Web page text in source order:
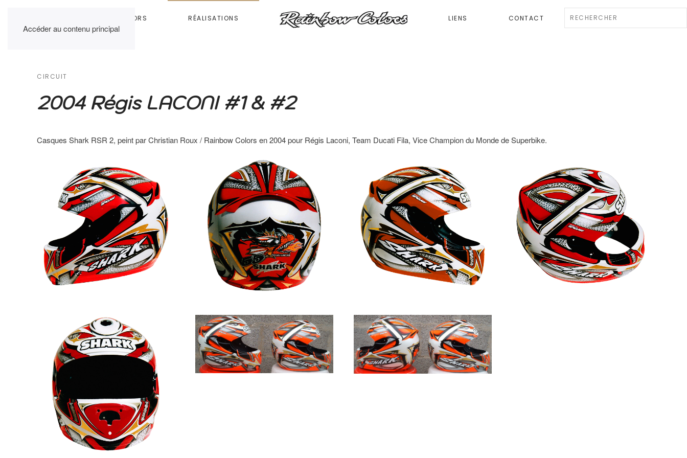
Accéder au contenu principal
RAINBOW COLORS RÉALISATIONS LIENS CONTACT
CIRCUIT
2004 Régis LACONI #1 & #2
Casques Shark RSR 2, peint par Christian Roux / Rainbow Colors en 2004 pour Régis Laconi, Team Ducati Fila, Vice Champion du Monde de Superbike.